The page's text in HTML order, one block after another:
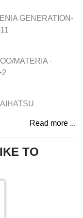
GENERATION-
MATERIA ·
Read more ...
TO